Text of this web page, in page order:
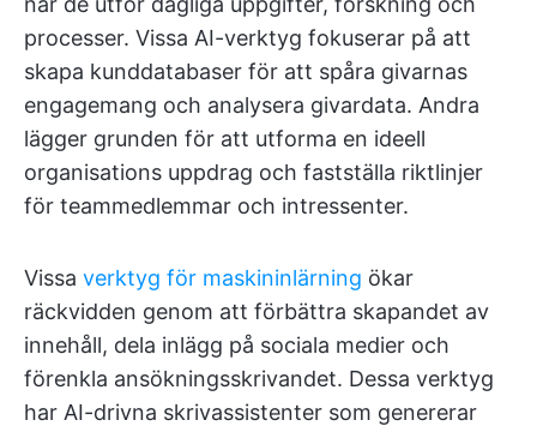
processer. Vissa AI-verktyg fokuserar på att
skapa kunddatabaser för att spåra givarnas
engagemang och analysera givardata. Andra
lägger grunden för att utforma en ideell
organisations uppdrag och fastställa riktlinjer
för teammedlemmar och intressenter.
Vissa verktyg för maskininlärning ökar
räckvidden genom att förbättra skapandet av
innehåll, dela inlägg på sociala medier och
förenkla ansökningsskrivandet. Dessa verktyg
har AI-drivna skrivassistenter som genererar